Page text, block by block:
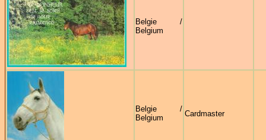
Belgie /
Belgium
Belgie /
Belgium
Cardmaster